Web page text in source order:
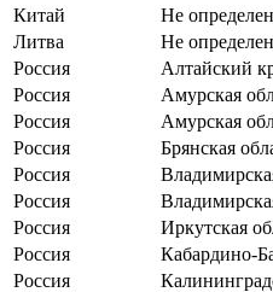
Китай
Не
Литва
Не
Россия
Алтайский
Россия
Амурская
Россия
Амурская
Россия
Брянская
Россия
Россия
Россия
Иркутская
Россия
Кабардино-
Россия